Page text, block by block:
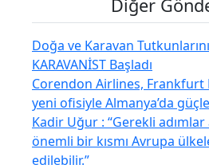
Diğer
Doğa ve Karavan
KARAVANİST Başladı
Corendon Airlines, Frankfurt
yeni ofisiyle Almanya’da
Kadir Uğur : “Gerekli adımlar
önemli bir kısmı Avrupa
edilebilir.”